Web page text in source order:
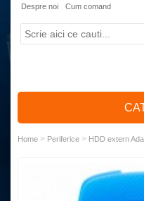
Despre noi Cum comand
Home > Periferice > HDD extern